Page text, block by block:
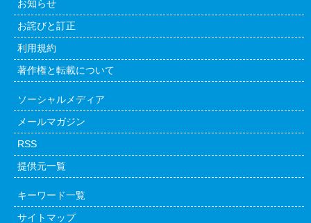
お知らせ
お詫びと訂正
利用規約
著作権と転載について
ソーシャルメディア
メールマガジン
RSS
提供元一覧
キーワード一覧
サイトマップ